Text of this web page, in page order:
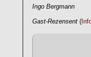
Ingo Bergmann
Gast-Rezensent (